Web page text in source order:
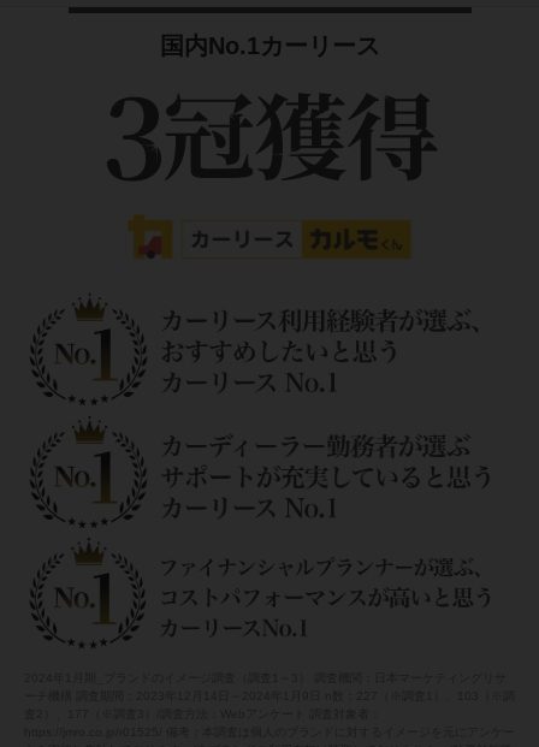
国内No.1カーリース